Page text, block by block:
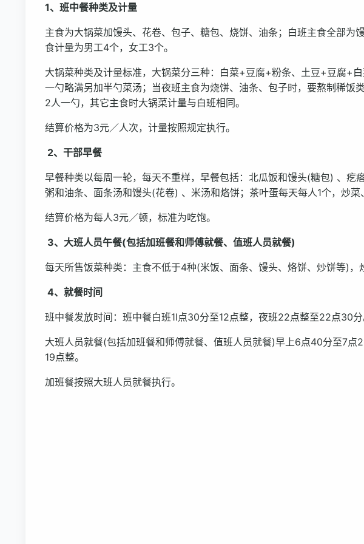
1、班中餐种类及计量
主食为大锅菜加馒头、花卷、包子、糖包、烧饼、油条；白班主食全部为
食计量为男工4个，女工3个。
大锅菜种类及计量标准，大锅菜分三种：白菜+豆腐+粉条、土豆+豆腐+
一勺略满另加半勺菜汤；当夜班主食为烧饼、油条、包子时，要熬制稀饭
2人一勺，其它主食时大锅菜计量与白班相同。
结算价格为3元／人次，计量按照规定执行。
2、干部早餐
早餐种类以每周一轮，每天不重样，早餐包括：北瓜饭和馒头(糖包) 、疙
粥和油条、面条汤和馒头(花卷) 、米汤和烙饼；茶叶蛋每天每人1个，炒菜
结算价格为每人3元／顿，标准为吃饱。
3、大班人员午餐(包括加班餐和师傅就餐、值班人员就餐)
每天所售饭菜种类：主食不低于4种(米饭、面条、馒头、烙饼、炒饼等)，
4、就餐时间
班中餐发放时间：班中餐白班1l点30分至12点整，夜班22点整至22点30分
大班人员就餐(包括加班餐和师傅就餐、值班人员就餐)早上6点40分至7
19点整。
加班餐按照大班人员就餐执行。